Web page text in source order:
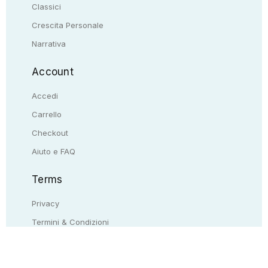
Classici
Crescita Personale
Narrativa
Account
Accedi
Carrello
Checkout
Aiuto e FAQ
Terms
Privacy
Termini & Condizioni